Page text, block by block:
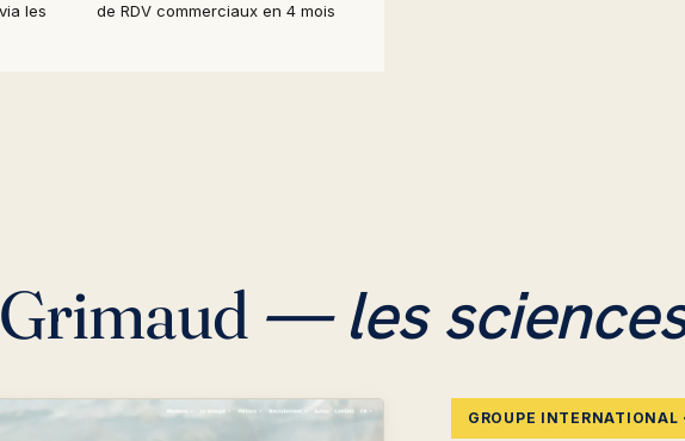
les
de RDV commerciaux en 4 mois
— les
GROUPE INTERNATIONAL